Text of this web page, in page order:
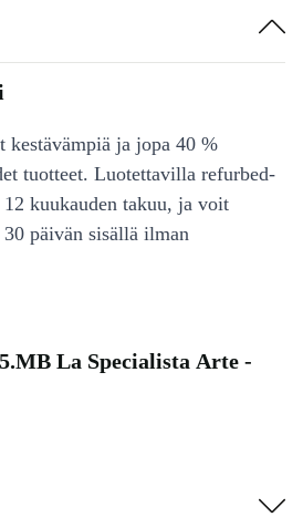
kestävämpiä ja jopa 40 %
tuotteet. Luotettavilla refurbed-
kuukauden takuu, ja voit
päivän sisällä ilman
La Specialista Arte -